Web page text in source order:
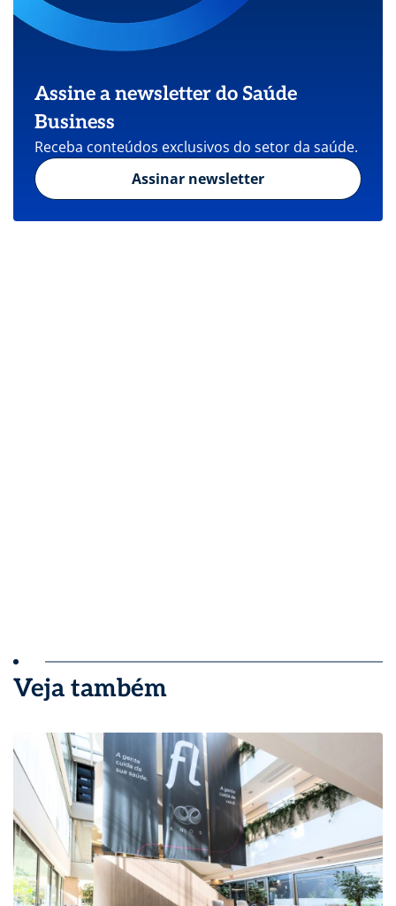
Assine a newsletter do Saúde
Business
Receba conteúdos exclusivos do setor da saúde.
Assinar newsletter
Veja também